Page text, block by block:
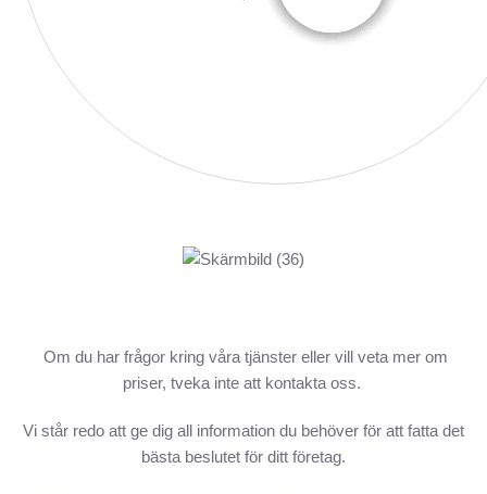
Om du har frågor kring våra tjänster eller vill veta mer om
priser, tveka inte att kontakta oss.
Vi står redo att ge dig all information du behöver för att fatta det
bästa beslutet för ditt företag.